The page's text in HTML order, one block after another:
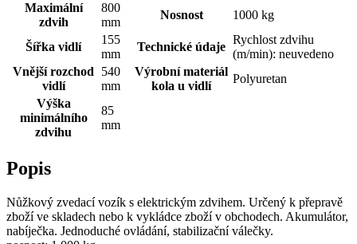
Maximální
zdvih
800
mm
Nosnost 1000 kg
Šířka vidlí
155
mm
Technické údaje
Rychlost zdvihu
(m/min): neuvedeno
Vnější rozchod
vidlí
540
mm
Výrobní materiál
kola u vidlí
Polyuretan
Výška
minimálního
zdvihu
85
mm
Popis
Nůžkový zvedací vozík s elektrickým zdvihem. Určený k přepravě
zboží ve skladech nebo k vykládce zboží v obchodech. Akumulátor,
nabíječka. Jednoduché ovládání, stabilizační válečky.